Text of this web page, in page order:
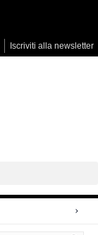
Iscriviti alla newsletter